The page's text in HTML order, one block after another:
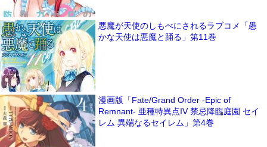
悪魔が天使のしもべにされるラブコメ「愚
かな天使は悪魔と踊る」第11巻
漫画版「Fate/Grand Order -Epic of
Remnant- 亜種特異点IV 禁忌降臨庭園 セイ
レム 異端なるセイレム」第4巻